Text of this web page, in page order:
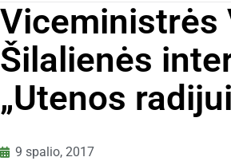
Viceministrės
Šilalienės
„Utenos
9 spalio, 2017